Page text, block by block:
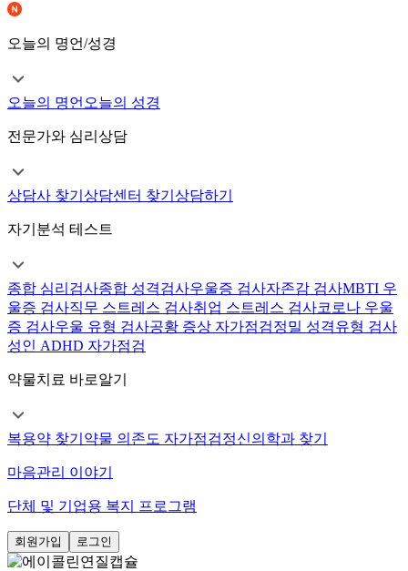
오늘의 명언/성경
오늘의 명언 오늘의 성경
전문가와 심리상담
상담사 찾기 상담센터 찾기 상담하기
자기분석 테스트
종합 심리검사종합 성격검사우울증 검사자존감 검사MBTI 우
울증 검사직무 스트레스 검사취업 스트레스 검사코로나 우울
증 검사우울 유형 검사공황 증상 자가점검정밀 성격유형 검사
성인 ADHD 자가점검
약물치료 바로알기
복용약 찾기 약물 의존도 자가점검정신의학과 찾기
마음관리 이야기
단체 및 기업용 복지 프로그램
회원가입 로그인